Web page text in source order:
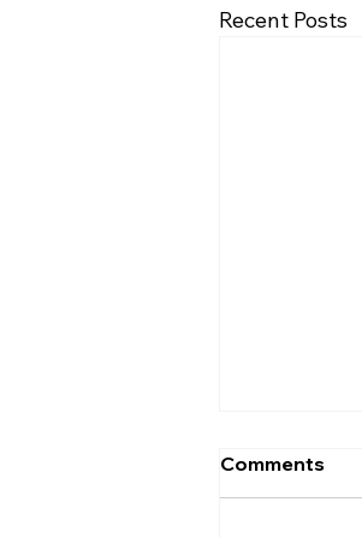
Recent Posts
Comments